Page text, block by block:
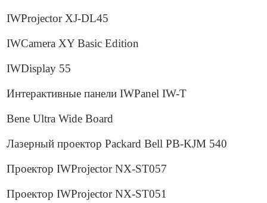
IWProjector XJ-DL45
IWCamera XY Basic Edition
IWDisplay 55
Интерактивные панели IWPanel IW-T
Bene Ultra Wide Board
Лазерный проектор Packard Bell PB-KJM 540
Проектор IWProjector NX-ST057
Проектор IWProjector NX-ST051